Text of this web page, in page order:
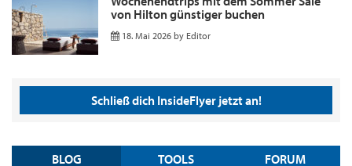
von Hilton günstiger buchen
18. Mai 2026 by Editor
Schließ dich InsideFlyer jetzt an!
BLOG TOOLS FORUM